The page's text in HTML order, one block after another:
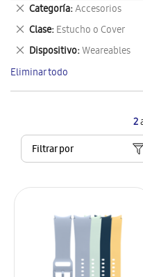
2
Filtrar por
Categoría Accesorios
Eliminar
este
artículo
Clase Estucho o Cover
Eliminar
este
artículo
Dispositivo Weareables
Eliminar
este
artículo
Eliminar todo